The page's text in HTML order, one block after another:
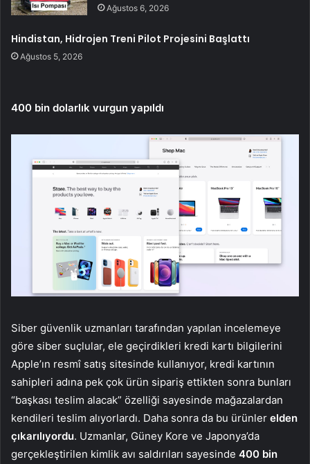
Ağustos 6, 2026
Hindistan, Hidrojen Treni Pilot Projesini Başlattı
Ağustos 5, 2026
400 bin dolarlık vurgun yapıldı
Siber güvenlik uzmanları tarafından yapılan incelemeye
göre siber suçlular, ele geçirdikleri kredi kartı bilgilerini
Apple’ın resmî satış sitesinde kullanıyor, kredi kartının
sahipleri adına pek çok ürün sipariş ettikten sonra bunları
“başkası teslim alacak” özelliği sayesinde mağazalardan
kendileri teslim alıyorlardı. Daha sonra da bu ürünler elden
çıkarılıyordu. Uzmanlar, Güney Kore ve Japonya’da
gerçekleştirilen kimlik avı saldırıları sayesinde 400 bin